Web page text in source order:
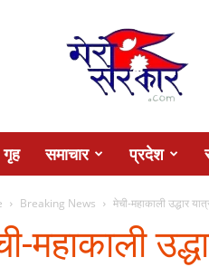
गृह समाचार प्रदेश
Breaking News मेची-महाकाली उद्धार
महाकाली